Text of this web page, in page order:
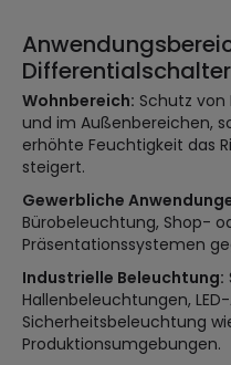
Differentialschalter
Wohnbereich: Schutz von
und im Außenbereichen,
erhöhte Feuchtigkeit das
steigert.
Gewerbliche
Bürobeleuchtung, Shop-
Präsentationssystemen
Industrielle Beleuchtung:
Hallenbeleuchtungen,
Sicherheitsbeleuchtung
Produktionsumgebungen.